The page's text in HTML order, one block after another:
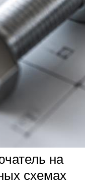
на
схемах